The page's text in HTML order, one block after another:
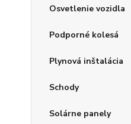
Osvetlenie vozidla
Podporné kolesá
Plynová inštalácia
Schody
Solárne panely